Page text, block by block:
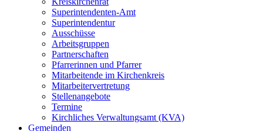
Superintendenten-Amt
Superintendentur
Ausschüsse
Arbeitsgruppen
Partnerschaften
Pfarrerinnen und Pfarrer
Mitarbeitende im Kirchenkreis
Mitarbeitervertretung
Stellenangebote
Termine
Kirchliches Verwaltungsamt (KVA)
Gemeinden